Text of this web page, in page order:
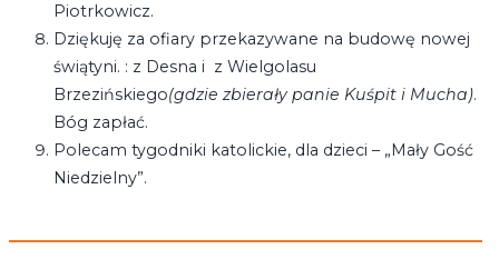
Piotrkowicz.
Dziękuję za ofiary przekazywane na budowę nowej
świątyni. : z Desna i z Wielgolasu
Brzezińskiego(gdzie zbierały panie Kuśpit i Mucha).
Bóg zapłać.
Polecam tygodniki katolickie, dla dzieci – „Mały Gość
Niedzielny”.